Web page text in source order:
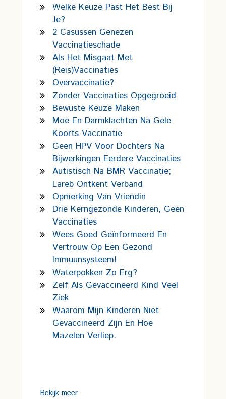
Welke Keuze Past Het Best Bij
Je?
2 Casussen Genezen
Vaccinatieschade
Als Het Misgaat Met
(reis)vaccinaties
Overvaccinatie?
Zonder Vaccinaties Opgegroeid
Bewuste Keuze Maken
Moe En Darmklachten Na Gele
Koorts Vaccinatie
Geen HPV Voor Dochters Na
Bijwerkingen Eerdere Vaccinaties
Autistisch Na BMR Vaccinatie;
Lareb Ontkent Verband
Opmerking Van Vriendin
Drie Kerngezonde Kinderen, Geen
Vaccinaties
Wees Goed Geïnformeerd En
Vertrouw Op Een Gezond
Immuunsysteem!
Waterpokken Zo Erg?
Zelf Als Gevaccineerd Kind Veel
Ziek
Waarom Mijn Kinderen Niet
Gevaccineerd Zijn En Hoe
Mazelen Verliep.
Bekijk meer